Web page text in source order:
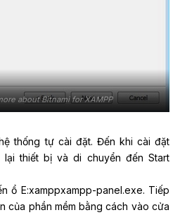
about Bitnami for XAMPP
thống tự cài đặt. Đến khi cài đặt
thiết bị và di chuyển đến Start
ổ E:xamppxampp-panel.exe. Tiếp
của phần mềm bằng cách vào cửa